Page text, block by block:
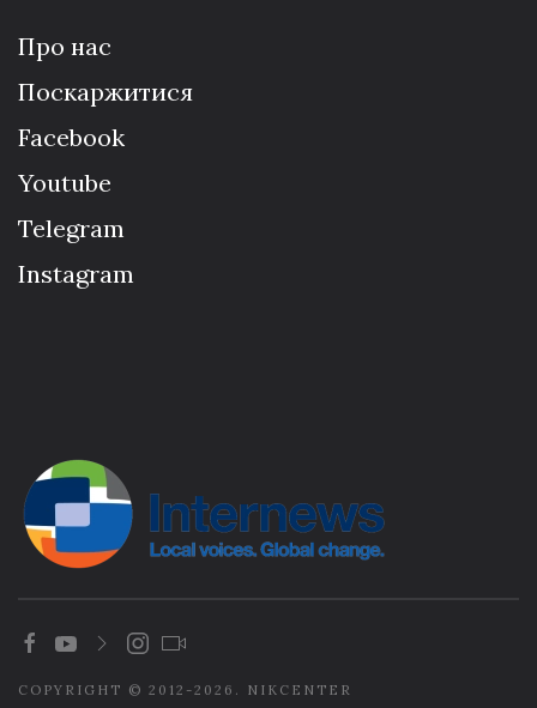
Про нас
Поскаржитися
Facebook
Youtube
Telegram
Instagram
COPYRIGHT © 2012-2026. NIKCENTER